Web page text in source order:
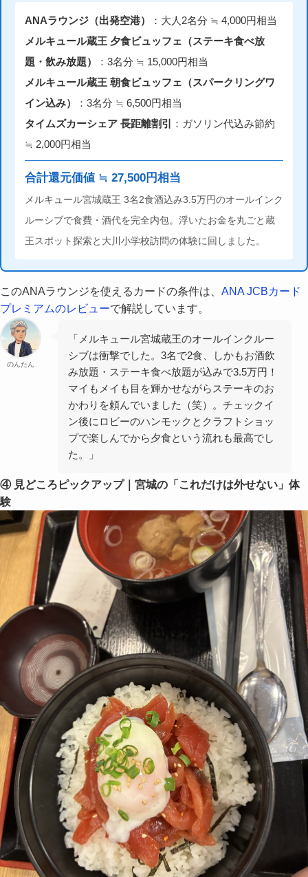
ANAラウンジ（出発空港）
：大人2名分 ≒ 4,000円相当
メルキュール蔵王 夕食ビュッフェ（ステーキ食べ放
題・飲み放題）
：3名分 ≒ 15,000円相当
メルキュール蔵王 朝食ビュッフェ（スパークリングワ
イン込み）
：3名分 ≒ 6,500円相当
タイムズカーシェア 長距離割引
：ガソリン代込み節約
≒ 2,000円相当
合計還元価値 ≒ 27,500円相当
メルキュール宮城蔵王 3名2食酒込み3.5万円のオールインク
ルーシブで食費・酒代を完全内包。浮いたお金を丸ごと蔵
王スポット探索と大川小学校訪問の体験に回しました。
このANAラウンジを使えるカードの条件は、 ANA JCBカード
プレミアムのレビューで解説しています。
のんたん
「メルキュール宮城蔵王のオールインクルー
シブは衝撃でした。3名で2食、しかもお酒飲
み放題・ステーキ食べ放題が込みで3.5万円！
マイもメイも目を輝かせながらステーキのお
かわりを頼んでいました（笑）。チェックイ
ン後にロビーのハンモックとクラフトショッ
プで楽しんでから夕食という流れも最高でし
た。」
④ 見どころピックアップ｜宮城の「これだけは外せない」体
験